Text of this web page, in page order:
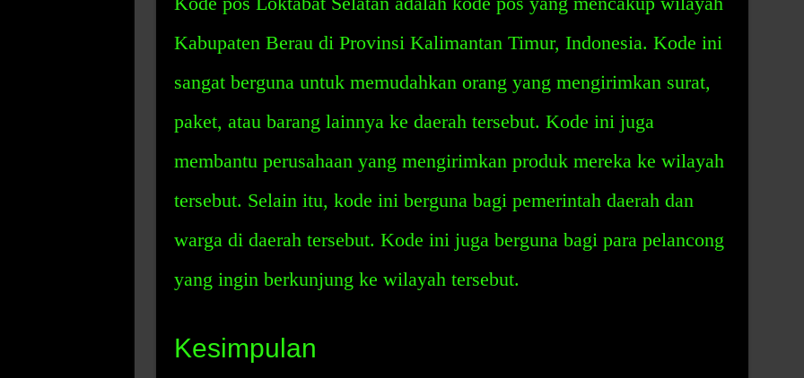
Kabupaten Berau di Provinsi Kalimantan Timur, Indonesia. Kode ini
sangat berguna untuk memudahkan orang yang mengirimkan surat,
paket, atau barang lainnya ke daerah tersebut. Kode ini juga
membantu perusahaan yang mengirimkan produk mereka ke wilayah
tersebut. Selain itu, kode ini berguna bagi pemerintah daerah dan
warga di daerah tersebut. Kode ini juga berguna bagi para pelancong
yang ingin berkunjung ke wilayah tersebut.
Kesimpulan